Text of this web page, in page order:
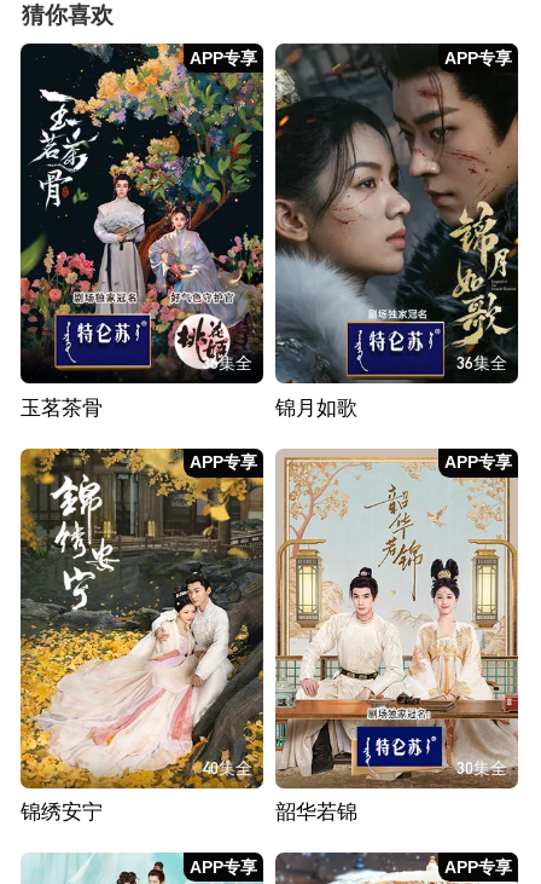
猜你喜欢
APP专享
36集全
玉茗茶骨
APP专享
36集全
锦月如歌
APP专享
40集全
锦绣安宁
APP专享
30集全
韶华若锦
APP专享 APP专享